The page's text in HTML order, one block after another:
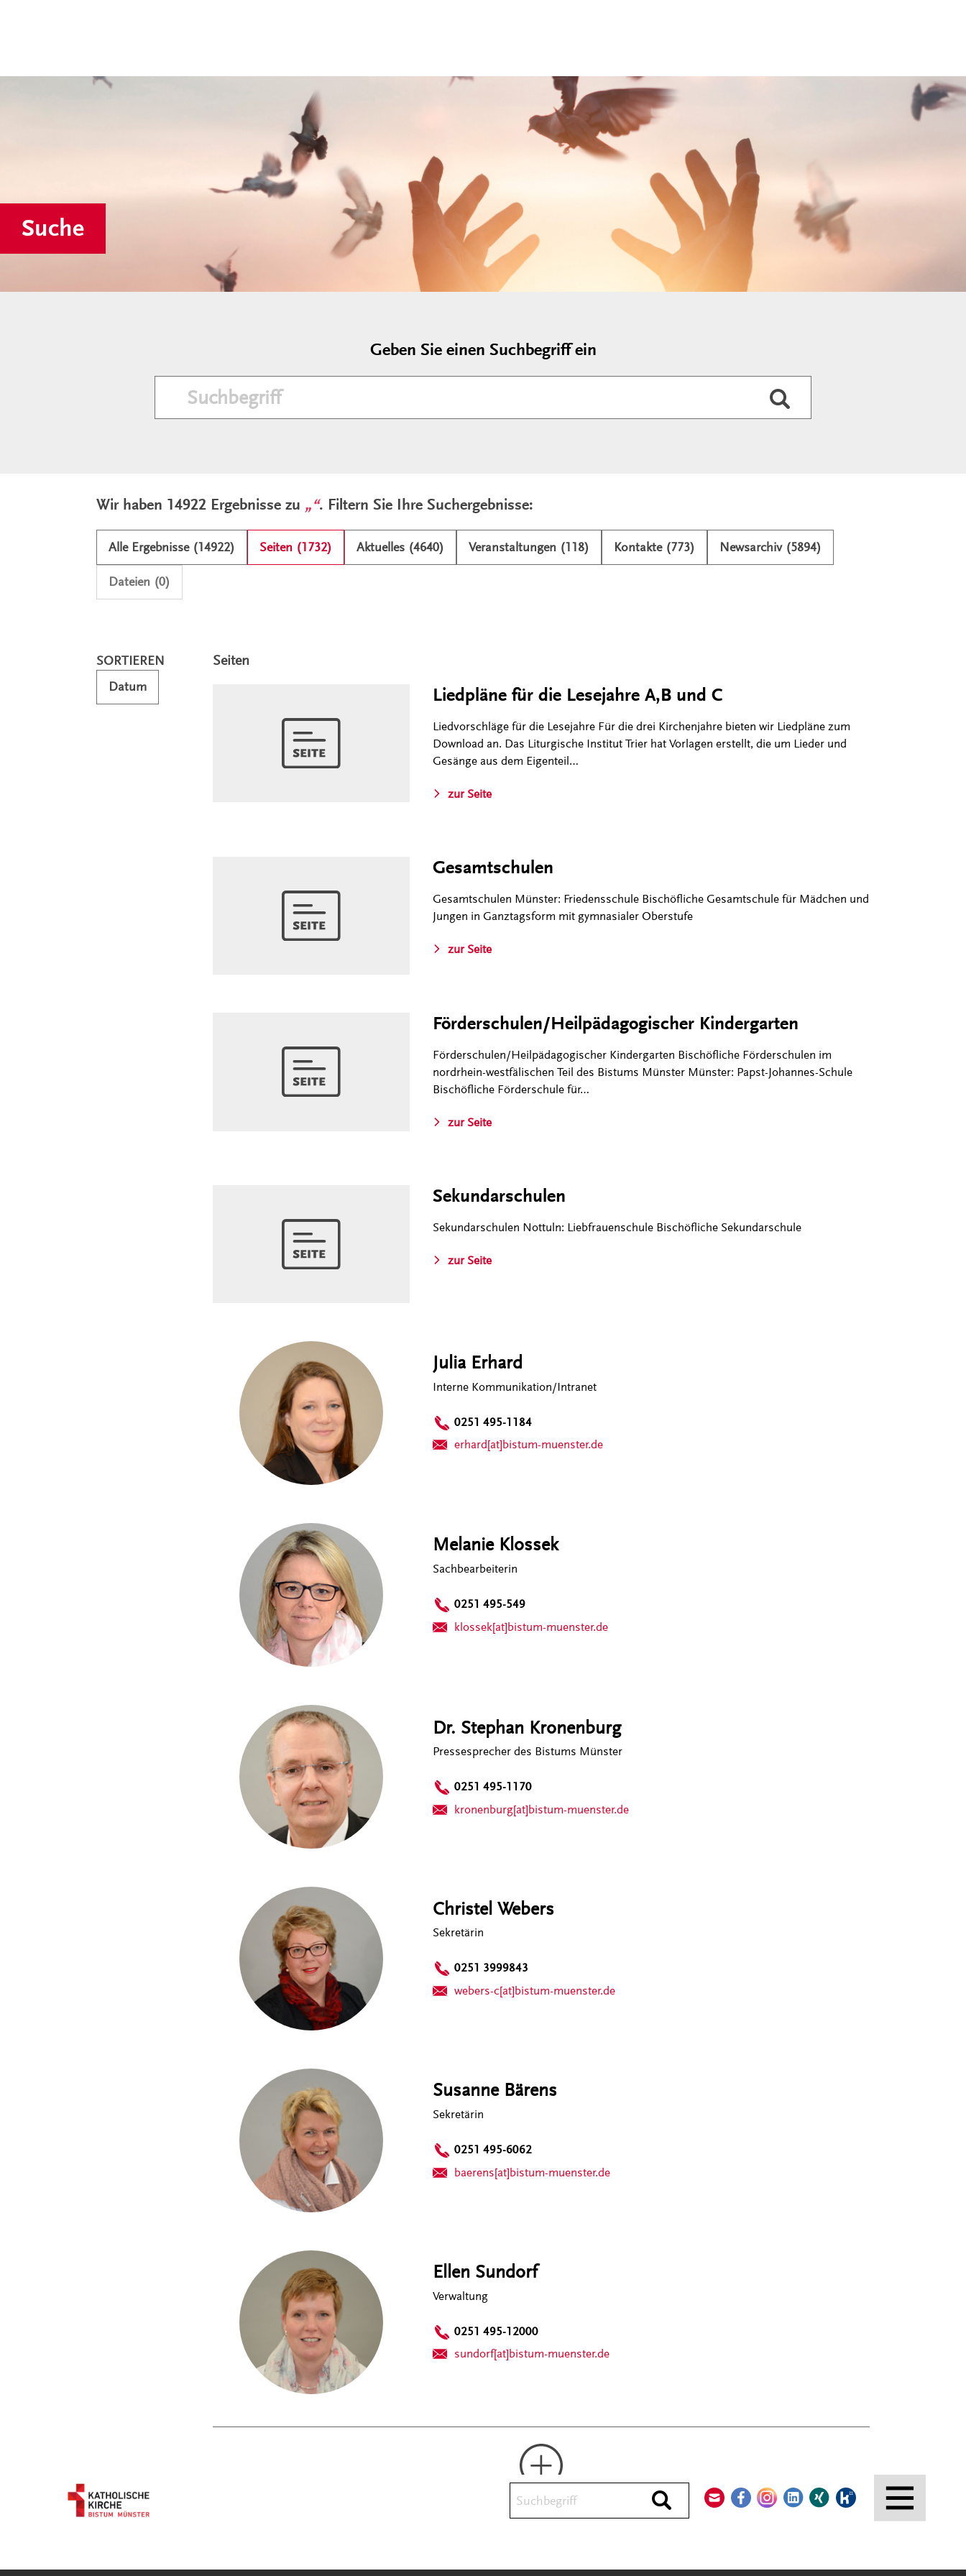
Durchsuchen
Suche
Geben Sie einen Suchbegriff ein
Durchsuchen
Wir haben 14922 Ergebnisse zu . Filtern Sie Ihre Suchergebnisse:
Alle Ergebnisse (14922) Seiten (1732) Aktuelles (4640) Veranstaltungen (118) Kontakte (773) Newsarchiv (5894)
Dateien (0)
SORTIEREN
Datum
Seiten
Liedpläne für die Lesejahre A,B und C
Liedvorschläge für die Lesejahre Für die drei Kirchenjahre bieten wir Liedpläne zum
Download an. Das Liturgische Institut Trier hat Vorlagen erstellt, die um Lieder und
Gesänge aus dem Eigenteil…
zur Seite
Gesamtschulen
Gesamtschulen Münster: Friedensschule Bischöfliche Gesamtschule für Mädchen und
Jungen in Ganztagsform mit gymnasialer Oberstufe
zur Seite
Förderschulen/Heilpädagogischer Kindergarten
Förderschulen/Heilpädagogischer Kindergarten Bischöfliche Förderschulen im
nordrhein-westfälischen Teil des Bistums Münster Münster: Papst-Johannes-Schule
Bischöfliche Förderschule für…
zur Seite
Sekundarschulen
Sekundarschulen Nottuln: Liebfrauenschule Bischöfliche Sekundarschule
zur Seite
Julia Erhard
Interne Kommunikation/Intranet
0251 495-1184
erhard[at]bistum-muenster.de
Melanie Klossek
Sachbearbeiterin
0251 495-549
klossek[at]bistum-muenster.de
Dr. Stephan Kronenburg
Pressesprecher des Bistums Münster
0251 495-1170
kronenburg[at]bistum-muenster.de
Christel Webers
Sekretärin
0251 3999843
webers-c[at]bistum-muenster.de
Susanne Bärens
Sekretärin
0251 495-6062
baerens[at]bistum-muenster.de
Ellen Sundorf
Verwaltung
0251 495-12000
sundorf[at]bistum-muenster.de
Mehr laden